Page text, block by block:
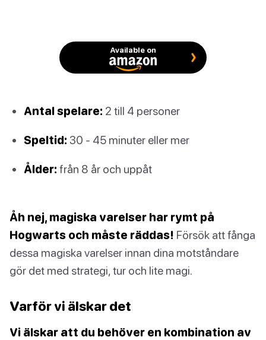
Available on
Antal spelare: 2 till 4 personer
Speltid: 30 - 45 minuter eller mer
Ålder: från 8 år och uppåt
Åh nej, magiska varelser har rymt på
Hogwarts och måste räddas! Försök att fånga
dessa magiska varelser innan dina motståndare
gör det med strategi, tur och lite magi.
Varför vi älskar det
Vi älskar att du behöver en kombination av